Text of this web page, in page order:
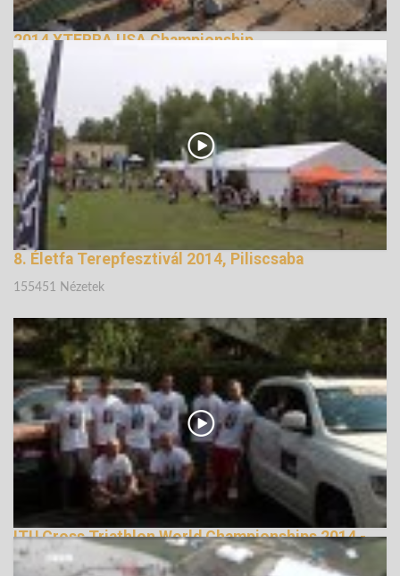
2014 XTERRA USA Championship
148580 Nézetek
8. Életfa Terepfesztivál 2014, Piliscsaba
155451 Nézetek
ITU Cross Triathlon World Championships 2014 -
official video, X2S TEAM, Hungary